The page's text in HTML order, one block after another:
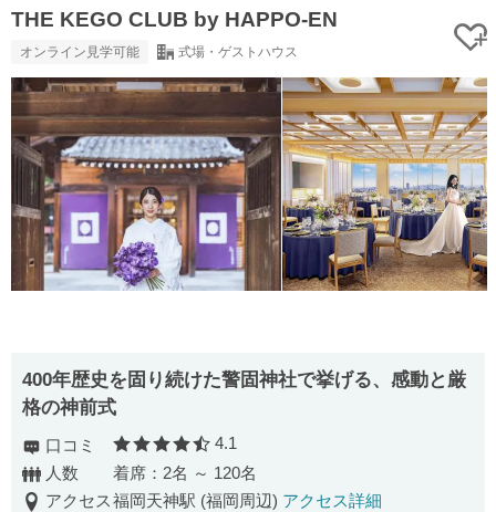
THE KEGO CLUB by HAPPO-EN
オンライン見学可能 式場・ゲストハウス
400年歴史を固り続けた警固神社で挙げる、感動と厳
格の神前式
口コミ 口コミ評価
4.1
人数
着席：2名 ～ 120名
アクセス福岡天神駅 (福岡周辺) アクセス詳細